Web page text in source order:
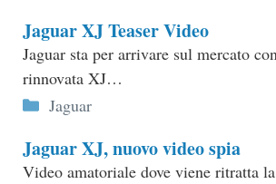
Jaguar XJ Teaser Video
Jaguar sta per arrivare sul mercato
rinnovata XJ…
Categorie
Jaguar
Jaguar XJ, nuovo video spia
Video amatoriale dove viene ritratta